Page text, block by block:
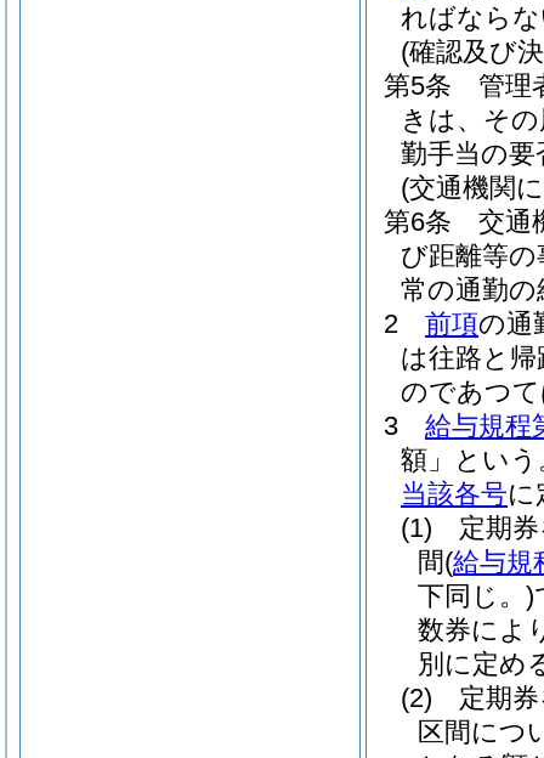
ればなら
(確認及び
第5条
管理
きは、そ
勤手当の
(交通機関
第6条
交通
び距離等
常の通勤
2
前項の通
は往路と
のであつ
3
給与規程
額」という
当該各号に
(1)
定期
間(給与規
下同じ。)
数券によ
別に定め
(2)
定期
区間につ